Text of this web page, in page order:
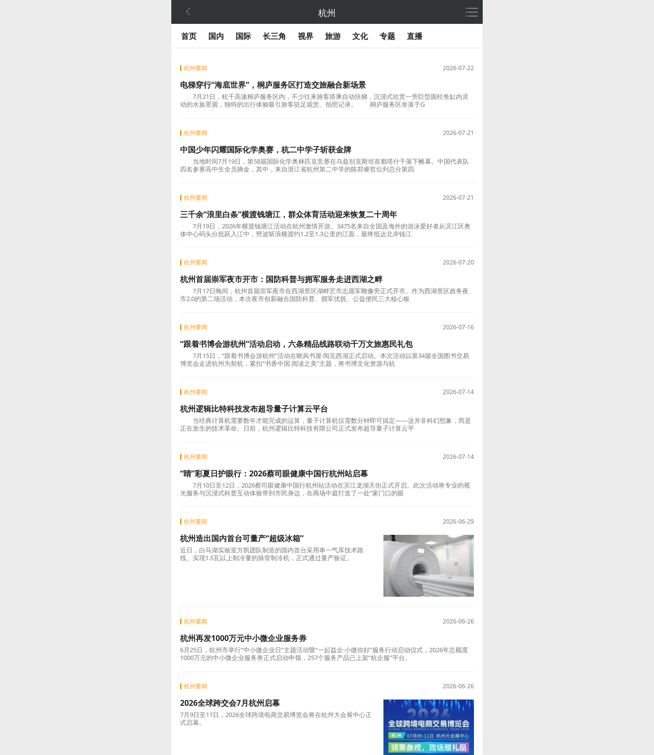
 杭州
首页 国内 国际 长三角 视界 旅游 文化 专题 直播
2026-07-22
杭州要闻
电梯穿行“海底世界”，桐庐服务区打造交旅融合新场景
7月21日，杭千高速桐庐服务区内，不少往来旅客搭乘自动扶梯，沉浸式欣赏一旁巨型圆柱鱼缸内灵
动的水族景观，独特的出行体验吸引旅客驻足观赏、拍照记录。 桐庐服务区坐落于G
2026-07-21
杭州要闻
中国少年闪耀国际化学奥赛，杭二中学子斩获金牌
当地时间7月19日，第58届国际化学奥林匹克竞赛在乌兹别克斯坦首都塔什干落下帷幕。中国代表队
四名参赛高中生全员摘金，其中，来自浙江省杭州第二中学的陈郑睿哲位列总分第四
2026-07-21
杭州要闻
三千余“浪里白条”横渡钱塘江，群众体育活动迎来恢复二十周年
7月19日，2026年横渡钱塘江活动在杭州激情开游。3475名来自全国及海外的游泳爱好者从滨江区奥
体中心码头分批跃入江中，劈波斩浪横渡约1.2至1.3公里的江面，最终抵达北岸钱江
2026-07-20
杭州要闻
杭州首届崇军夜市开市：国防科普与拥军服务走进西湖之畔
7月17日晚间，杭州首届崇军夜市在西湖景区湖畔艺市志愿军雕像旁正式开市。作为西湖景区政务夜
市2.0的第二场活动，本次夜市创新融合国防科普、拥军优抚、公益便民三大核心板
2026-07-16
杭州要闻
“跟着书博会游杭州”活动启动，六条精品线路联动千万文旅惠民礼包
7月15日，“跟着书博会游杭州”活动在晓风书屋·阅见西湖正式启动。本次活动以第34届全国图书交易
博览会走进杭州为契机，紧扣“书香中国 阅读之美”主题，将书博文化资源与杭
2026-07-14
杭州要闻
杭州逻辑比特科技发布超导量子计算云平台
当经典计算机需要数年才能完成的运算，量子计算机仅需数分钟即可搞定——这并非科幻想象，而是
正在发生的技术革命。日前，杭州逻辑比特科技有限公司正式发布超导量子计算云平
2026-07-14
杭州要闻
“睛”彩夏日护眼行：2026蔡司眼健康中国行杭州站启幕
7月10日至12日，2026蔡司眼健康中国行杭州站活动在滨江龙湖天街正式开启。此次活动将专业的视
光服务与沉浸式科普互动体验带到市民身边，在商场中庭打造了一处“家门口的眼
2026-06-29
杭州要闻
杭州造出国内首台可量产“超级冰箱”
近日，白马湖实验室方凯团队制造的国内首台采用单一气库技术路
线、实现1.5瓦以上制冷量的脉管制冷机，正式通过量产验证。
2026-06-26
杭州要闻
杭州再发1000万元中小微企业服务券
6月25日，杭州市举行“中小微企业日”主题活动暨“一起益企·小微你好”服务行动启动仪式，2026年总额度
1000万元的中小微企业服务券正式启动申领，257个服务产品已上架“杭企服”平台。
2026-06-26
杭州要闻
2026全球跨交会7月杭州启幕
7月9日至11日，2026全球跨境电商交易博览会将在杭州大会展中心正
式启幕。